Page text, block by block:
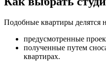
Подобные квартиры делятся
предусмотренные
полученные путем
квартирах.